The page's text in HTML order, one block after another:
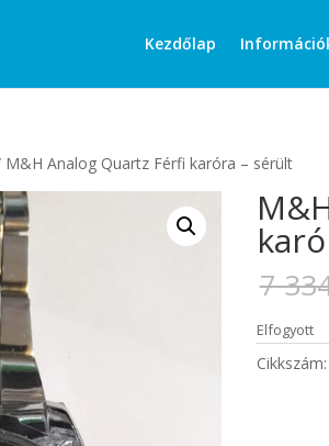
Kezdőlap
search
Analog Quartz Férfi karóra – sérült
7
Elfogyott